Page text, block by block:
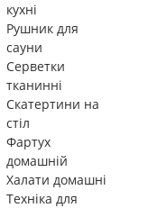
кухні
Рушник для
сауни
Серветки
тканинні
Скатертини на
стіл
Фартух
домашній
Халати домашні
Техніка для